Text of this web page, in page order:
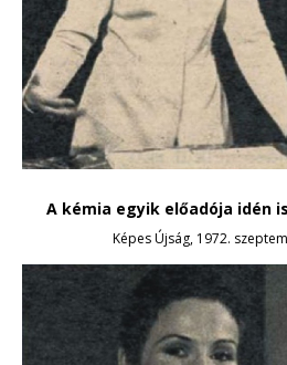
A kémia egyik előadója idén
Képes Újság, 1972.